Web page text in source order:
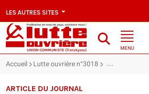
LES AUTRES SITES
MENU
Accueil Lutte ouvrière n°3018 Algérie : une
ARTICLE DU JOURNAL